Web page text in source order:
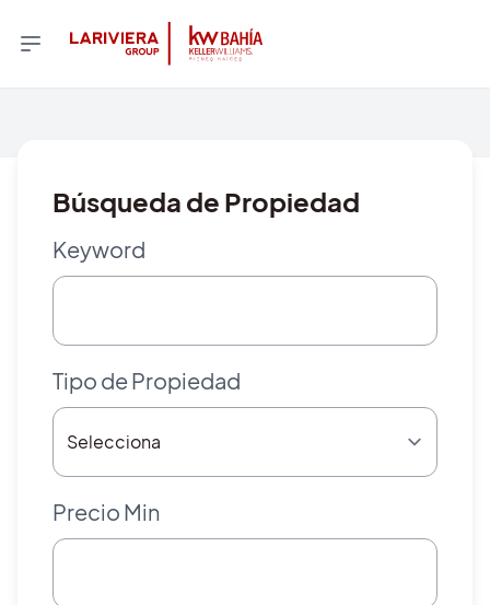
Búsqueda de Propiedad
Keyword
Tipo de Propiedad
Precio Min